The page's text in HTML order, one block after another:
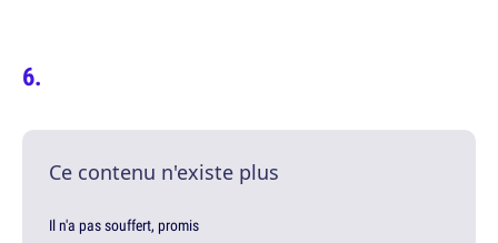
Ce contenu n'existe plus
Il n'a pas souffert, promis